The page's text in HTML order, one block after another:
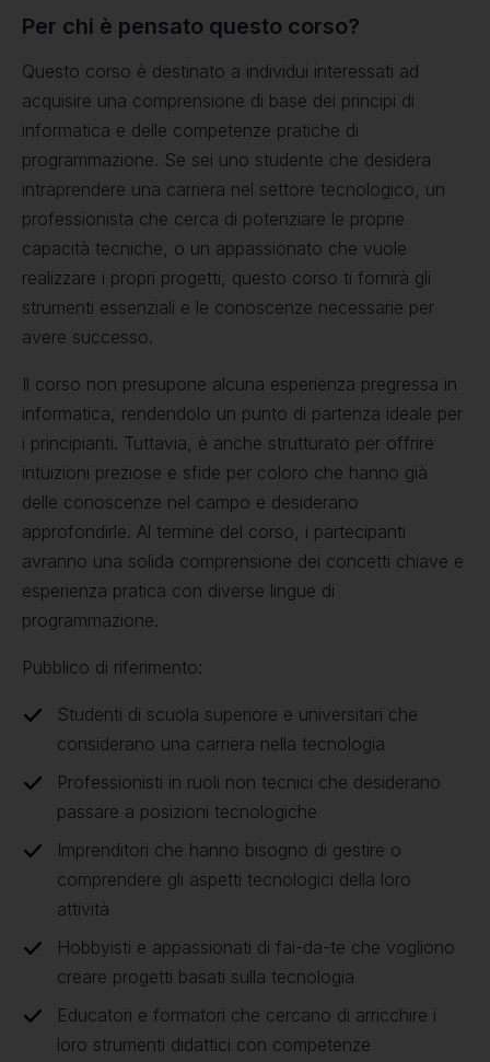
Per chi è pensato questo corso?
Questo corso è destinato a individui interessati ad
acquisire una comprensione di base dei principi di
informatica e delle competenze pratiche di
programmazione. Se sei uno studente che desidera
intraprendere una carriera nel settore tecnologico, un
professionista che cerca di potenziare le proprie
capacità tecniche, o un appassionato che vuole
realizzare i propri progetti, questo corso ti fornirà gli
strumenti essenziali e le conoscenze necessarie per
avere successo.
Il corso non presupone alcuna esperienza pregressa in
informatica, rendendolo un punto di partenza ideale per
i principianti. Tuttavia, è anche strutturato per offrire
intuizioni preziose e sfide per coloro che hanno già
delle conoscenze nel campo e desiderano
approfondirle. Al termine del corso, i partecipanti
avranno una solida comprensione dei concetti chiave e
esperienza pratica con diverse lingue di
programmazione.
Pubblico di riferimento:
Studenti di scuola superiore e universitari che
considerano una carriera nella tecnologia
Professionisti in ruoli non tecnici che desiderano
passare a posizioni tecnologiche
Imprenditori che hanno bisogno di gestire o
comprendere gli aspetti tecnologici della loro
attività
Hobbyisti e appassionati di fai-da-te che vogliono
creare progetti basati sulla tecnologia
Educatori e formatori che cercano di arricchire i
loro strumenti didattici con competenze